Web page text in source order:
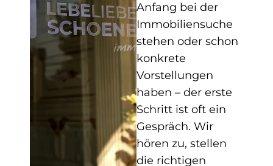
Anfang bei der
Immobiliensuche
stehen oder schon
konkrete
Vorstellungen
haben – der erste
Schritt ist oft ein
Gespräch. Wir
hören zu, stellen
die richtigen